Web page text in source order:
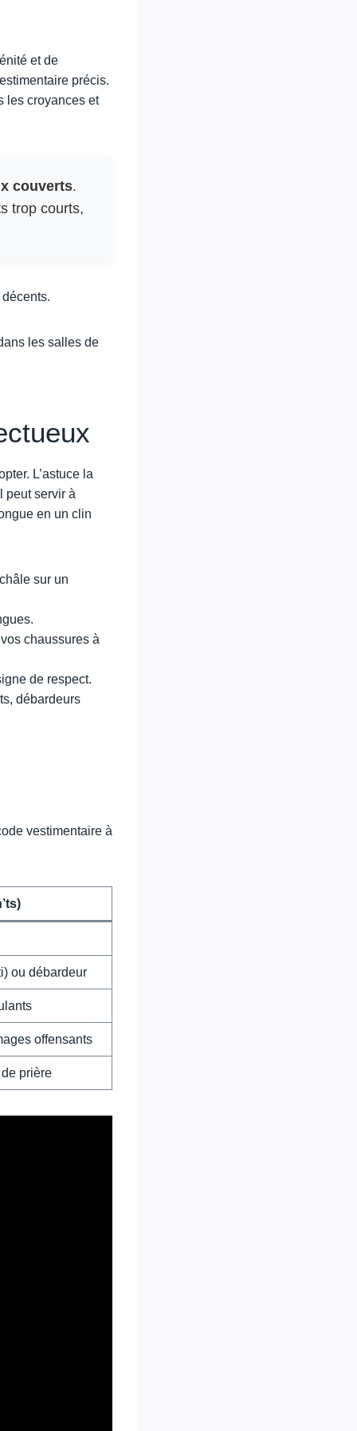
et de
précis.
les croyances et
couverts.
trop courts,
les salles de
L’astuce la
peut servir à
en un clin
sur un
chaussures à
de respect.
débardeurs
vestimentaire à
ou débardeur
offensants
prière